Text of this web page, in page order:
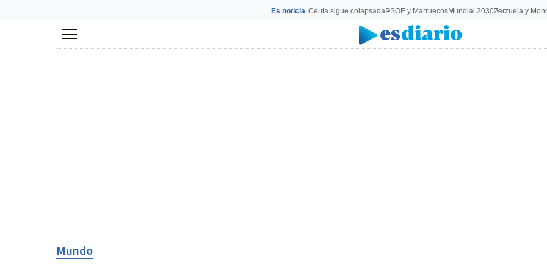
Es noticia Ceuta sigue colapsadaPSOE y MarruecosMundial 2030Zarzuela y
Menú
Mundo